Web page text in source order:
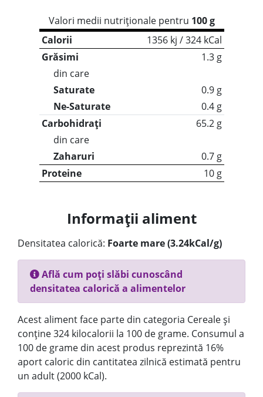
Valori medii nutriționale pentru 100 g
Calorii
1356 kj / 324 kCal
Grăsimi
1.3 g
din care
Saturate
0.9 g
Ne-Saturate
0.4 g
Carbohidrați
65.2 g
din care
Zaharuri
0.7 g
Proteine
10 g
Informații aliment
Densitatea calorică: Foarte mare (3.24kCal/g)
Află cum poți slăbi cunoscând
densitatea calorică a alimentelor
Acest aliment face parte din categoria Cereale și
conține 324 kilocalorii la 100 de grame. Consumul a
100 de grame din acest produs reprezintă 16%
aport caloric din cantitatea zilnică estimată pentru
un adult (2000 kCal).